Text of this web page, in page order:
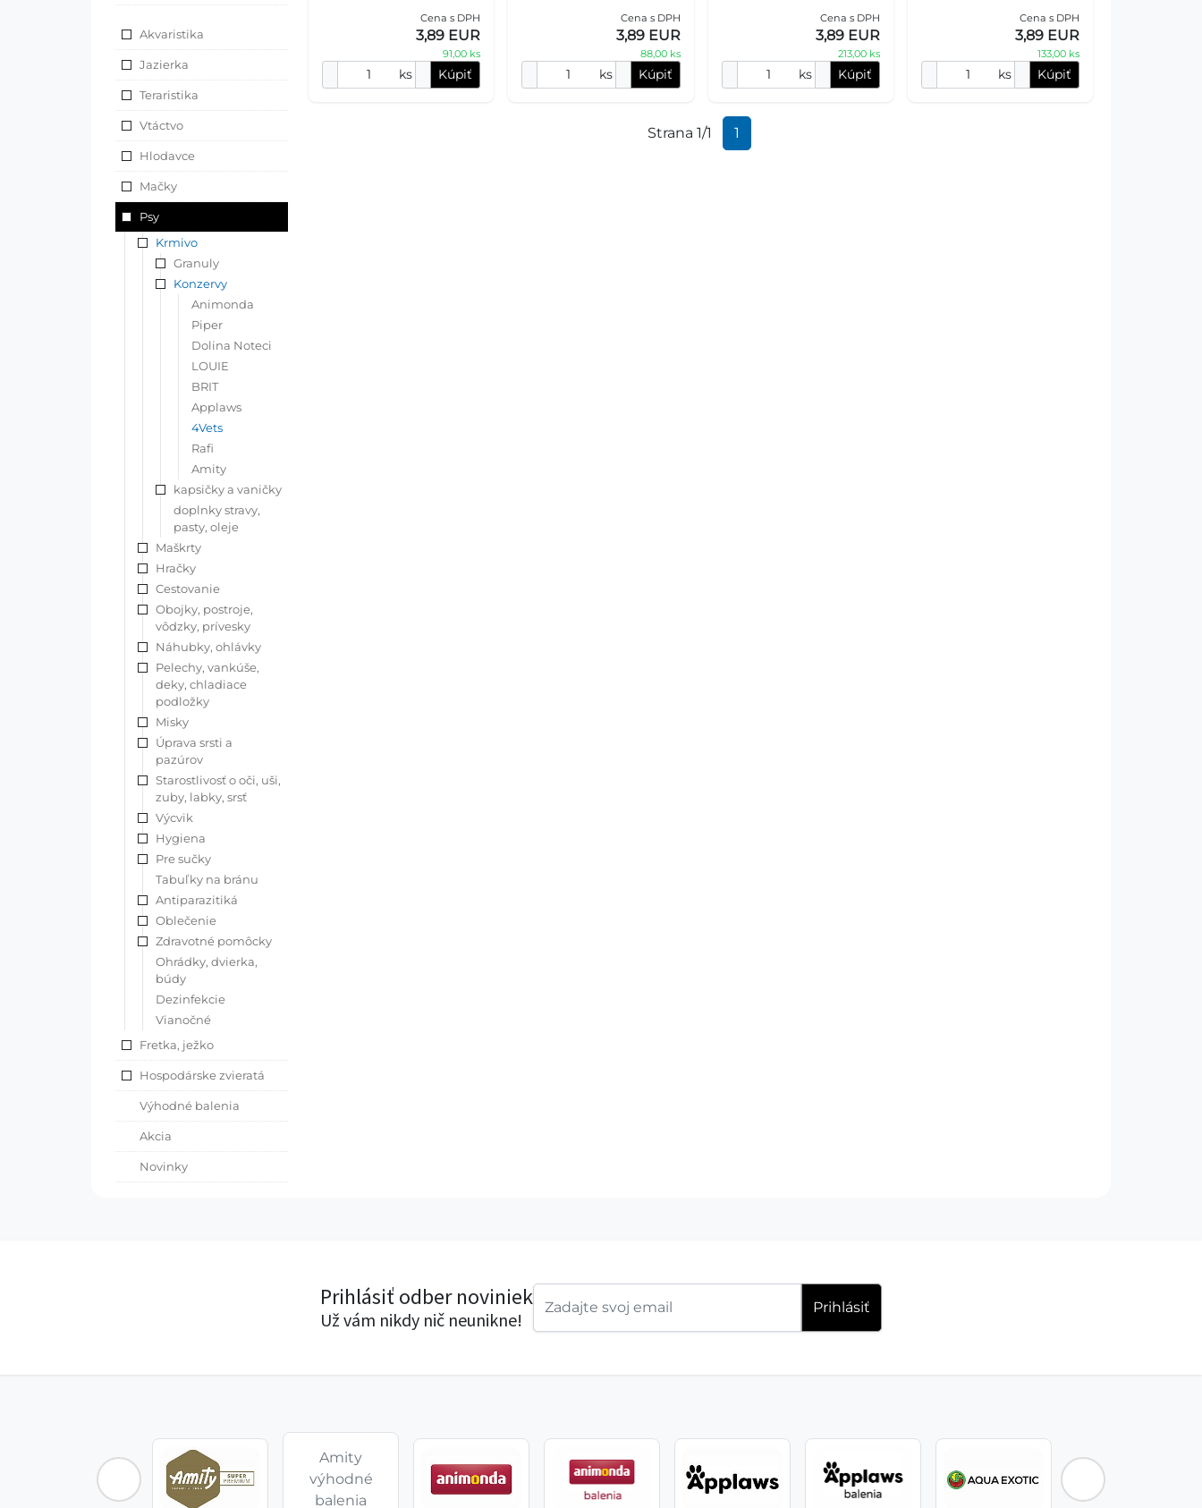
Akvaristika
Jazierka
Teraristika
Vtáctvo
Hlodavce
Mačky
Psy
Krmivo
Granuly
Konzervy
Animonda
Piper
Dolina Noteci
LOUIE
BRIT
Applaws
4Vets
Rafi
Amity
kapsičky a vaničky
doplnky stravy,
pasty, oleje
Maškrty
Hračky
Cestovanie
Obojky, postroje,
vôdzky, prívesky
Náhubky, ohlávky
Pelechy, vankúše,
deky, chladiace
podložky
Misky
Úprava srsti a
pazúrov
Starostlivosť o oči, uši,
zuby, labky, srsť
Výcvik
Hygiena
Pre sučky
Tabuľky na bránu
Antiparazitiká
Oblečenie
Zdravotné pomôcky
Ohrádky, dvierka,
búdy
Dezinfekcie
Vianočné
Fretka, ježko
Hospodárske zvieratá
Výhodné balenia
Akcia
Novinky
obsahuje glukozamín,Cena s DPH
3,89 EUR
91,00 ks
ks Kúpiť
kompletná veterinárna diéta
Cena s DPH
3,89 EUR
88,00 ks
ks Kúpiť
kombinuje morčacie mäso,
Cena s DPH
3,89 EUR
213,00 ks
ks Kúpiť
Táto monoproteínová
veterinárna konzerva stavia
Cena s DPH
3,89 EUR
133,00 ks
ks Kúpiť
Strana 1/1 1
Prihlásiť odber noviniek
Už vám nikdy nič neunikne!
Prihlásiť
Amity
výhodné
balenia